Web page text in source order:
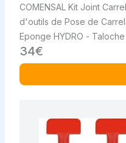
COMENSAL Kit Joint
d'outils de Pose de
Eponge HYDRO -
34€